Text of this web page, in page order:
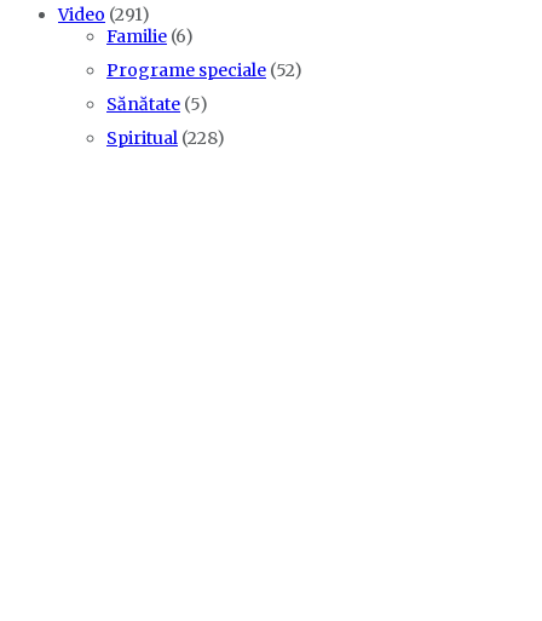
Video (291)
Familie (6)
Programe speciale (52)
Sănătate (5)
Spiritual (228)